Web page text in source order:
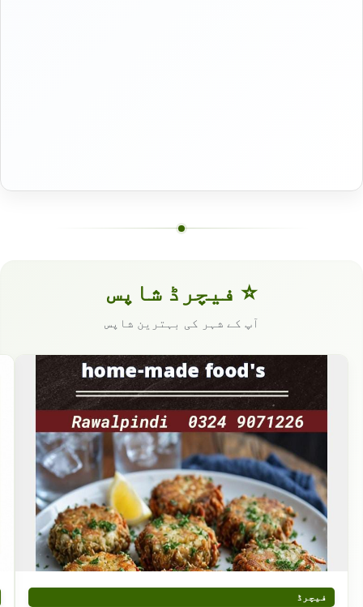
⭐ فیچرڈ شاپس
آپ کے شہر کی بہترین شاپس
فیچرڈ